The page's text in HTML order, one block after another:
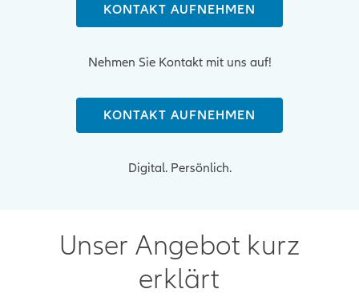
KONTAKT AUFNEHMEN
Nehmen Sie Kontakt mit uns auf!
KONTAKT AUFNEHMEN
Digital. Persönlich.
Unser Angebot kurz
erklärt